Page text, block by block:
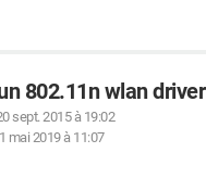
802.11n wlan driver
sept. 2015 à 19:02
1 mai 2019 à 11:07